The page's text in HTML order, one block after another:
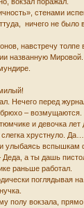
стенами
ничего не
навстречу
названную
перед
– возмущаются.
и девочка
хрустнуло.
улыбаясь вспышкам
а ты дашь
раньше работал.
поглядывая на
вокзала,